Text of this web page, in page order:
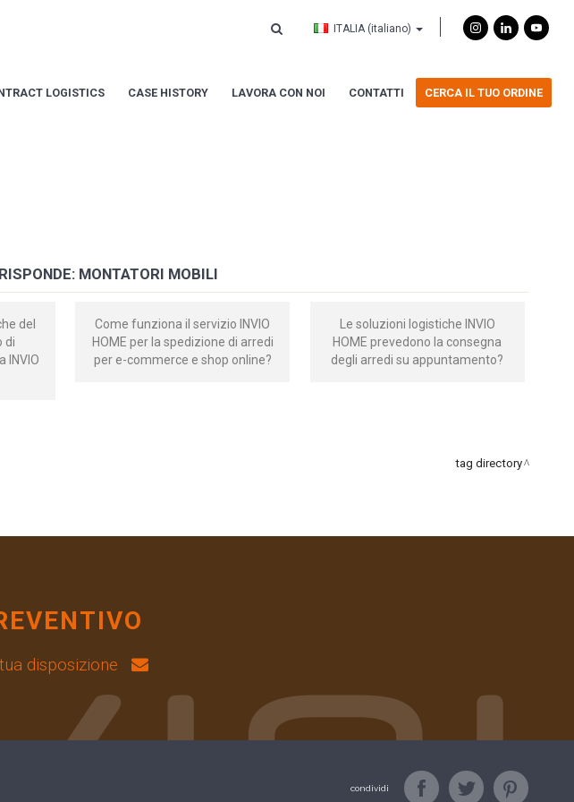
ITALIA (italiano)
LOGISTICS CASE HISTORY LAVORA CON NOI CONTATTI CERCA IL TUO ORDINE
MONTATORI MOBILI
del
di
INVIO
Come funziona il servizio INVIO
HOME per la spedizione di arredi
per e-commerce e shop online?
Le soluzioni logistiche INVIO
HOME prevedono la consegna
degli arredi su appuntamento?
tag directory
disposizione
condividi